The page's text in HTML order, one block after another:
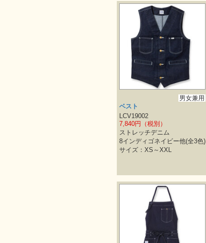
男女兼用
ベスト
LCV19002
7,840円（税別）
ストレッチデニム
8インディゴネイビー他(全3色)
サイズ：XS～XXL